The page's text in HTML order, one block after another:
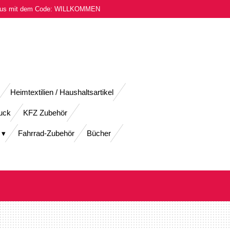
mit dem Code: WILLKOMMEN
Heimtextilien / Haushaltsartikel
KFZ Zubehör
Fahrrad-Zubehör Bücher